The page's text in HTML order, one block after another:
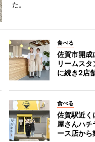
た。
食べる
佐賀市開成
リームス
に続き2店
食べる
佐賀駅近く
屋さんハ
ース店から